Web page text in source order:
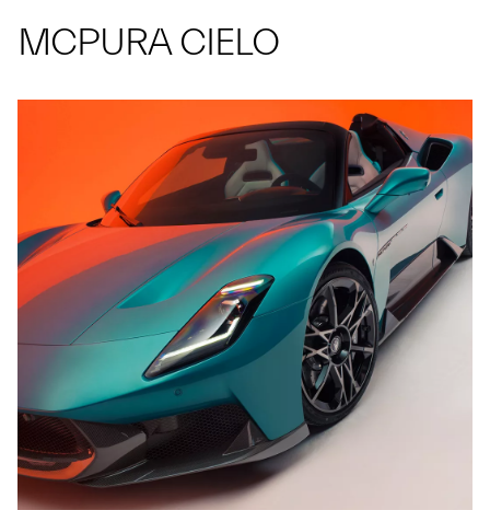
MCPURA CIELO